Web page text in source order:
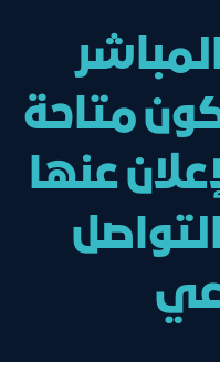
متاحة
عنها